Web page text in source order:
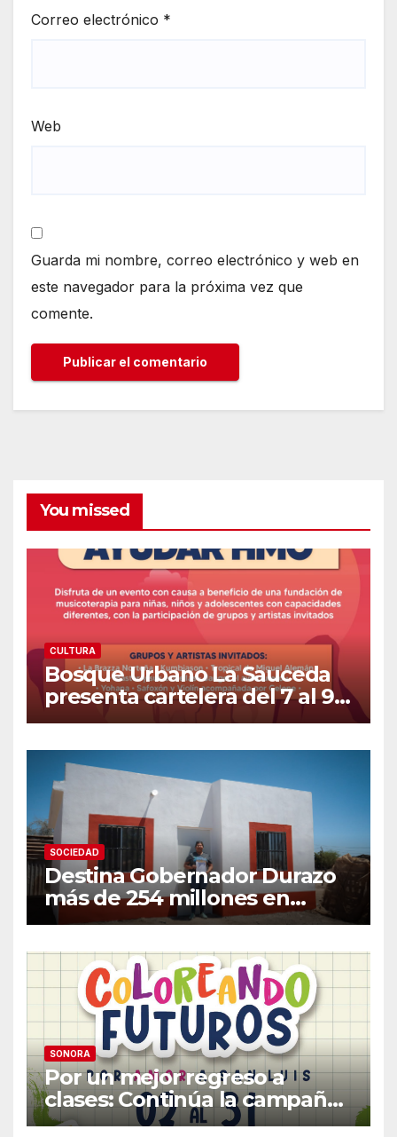
Correo electrónico *
Web
Guarda mi nombre, correo electrónico y web en
este navegador para la próxima vez que
comente.
You missed
CULTURA
Bosque Urbano La Sauceda
presenta cartelera del 7 al 9
de agosto: Talleres, ecología,
causa
SOCIEDAD
Destina Gobernador Durazo
más de 254 millones en
acciones de vivienda para
SONORA
Por un mejor regreso a
clases: Continúa la campaña
de recolección de útiles